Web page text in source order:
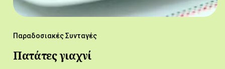
Παραδοσιακές Συνταγές
Πατάτες γιαχνί